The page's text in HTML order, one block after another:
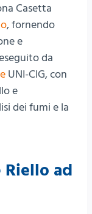
Casetta
, fornendo
e
da
UNI-CIG, con
e
dei fumi e la
Riello ad